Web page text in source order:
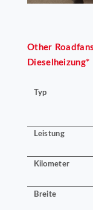
Other
Dieselheizung*
Typ
Leistung
Kilometer
Breite